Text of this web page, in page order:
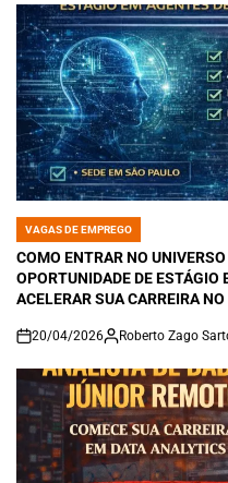
POSTED
IN
VAGAS DE EMPREGO
COMO ENTRAR NO
OPORTUNIDADE DE ESTÁGIO
ACELERAR SUA CARREIRA
on
20/04/2026 Roberto Zago